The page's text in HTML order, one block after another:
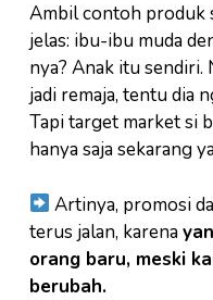
Ambil contoh produk
jelas: ibu-ibu muda
nya? Anak itu sendiri.
jadi remaja, tentu dia
Tapi target market si
hanya saja sekarang
Artinya, promosi
terus jalan, karena
orang baru, meski
berubah.